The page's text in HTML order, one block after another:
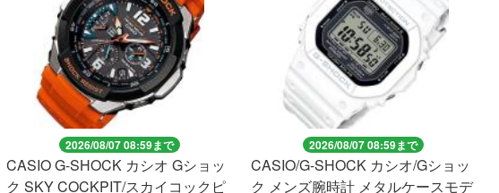
2026/08/07 08:59まで
CASIO G-SHOCK カシオ Gショッ
ク SKY COCKPIT/スカイコックピ
2026/08/07 08:59まで
CASIO/G-SHOCK カシオ/Gショッ
ク メンズ腕時計 メタルケースモデ